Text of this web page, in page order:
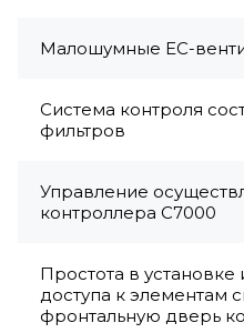
Малошумные EC-
Система контроля
фильтров
Управление
контроллера C7000
Простота в
доступа к элементам
фронтальную дверь